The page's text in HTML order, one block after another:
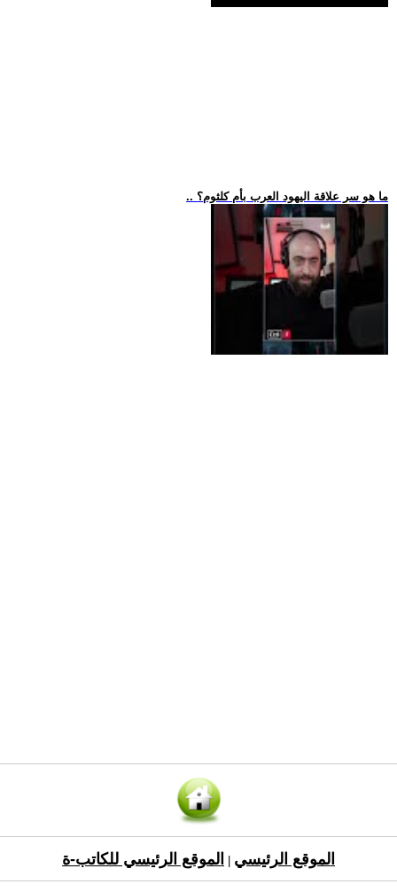
.. ما هو سر علاقة اليهود العرب بأم كلثوم؟
الموقع الرئيسي الموقع الرئيسي للكاتب-ة